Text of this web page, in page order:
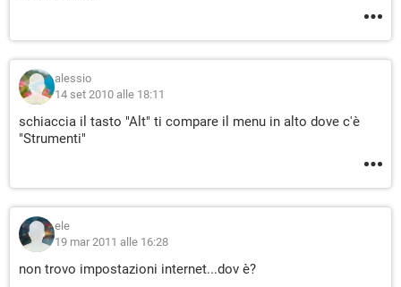
alessio
14 set 2010 alle 18:11
schiaccia il tasto "Alt" ti compare il menu in alto dove c'è
"Strumenti"
ele
19 mar 2011 alle 16:28
non trovo impostazioni internet...dov è?